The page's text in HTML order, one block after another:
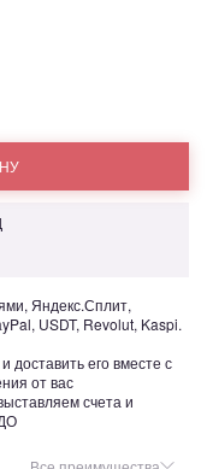
Яндекс.Сплит,
USDT, Revolut, Kaspi.
доставить его вместе с
от вас
счета и